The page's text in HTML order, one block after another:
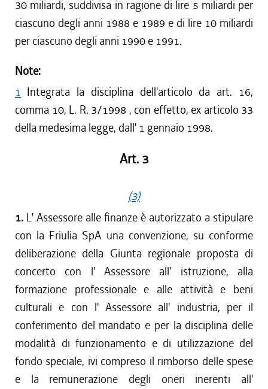
30 miliardi, suddivisa in ragione di lire 5 miliardi per
ciascuno degli anni 1988 e 1989 e di lire 10 miliardi
per ciascuno degli anni 1990 e 1991.
Note:
1 Integrata la disciplina dell'articolo da art. 16,
comma 10, L. R. 3/1998 , con effetto, ex articolo 33
della medesima legge, dall' 1 gennaio 1998.
Art. 3
(3)
1. L' Assessore alle finanze è autorizzato a stipulare
con la Friulia SpA una convenzione, su conforme
deliberazione della Giunta regionale proposta di
concerto con l' Assessore all' istruzione, alla
formazione professionale e alle attività e beni
culturali e con l' Assessore all' industria, per il
conferimento del mandato e per la disciplina delle
modalità di funzionamento e di utilizzazione del
fondo speciale, ivi compreso il rimborso delle spese
e la remunerazione degli oneri inerenti all'